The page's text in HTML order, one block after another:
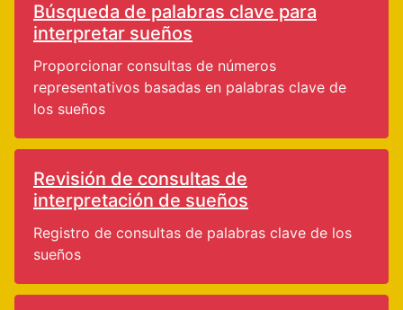
Búsqueda de palabras clave para
interpretar sueños
Proporcionar consultas de números
representativos basadas en palabras clave de
los sueños
Revisión de consultas de
interpretación de sueños
Registro de consultas de palabras clave de los
sueños